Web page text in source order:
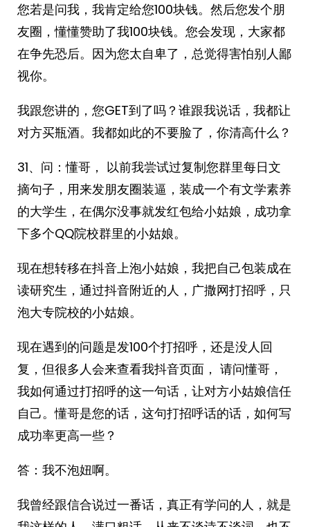
您若是问我，我肯定给您100块钱。然后您发个朋
友圈，懂懂赞助了我100块钱。您会发现，大家都
在争先恐后。因为您太自卑了，总觉得害怕别人鄙
视你。
我跟您讲的，您GET到了吗？谁跟我说话，我都让
对方买瓶酒。我都如此的不要脸了，你清高什么？
31、问：懂哥， 以前我尝试过复制您群里每日文
摘句子，用来发朋友圈装逼，装成一个有文学素养
的大学生，在偶尔没事就发红包给小姑娘，成功拿
下多个QQ院校群里的小姑娘。
现在想转移在抖音上泡小姑娘，我把自己包装成在
读研究生，通过抖音附近的人，广撒网打招呼，只
泡大专院校的小姑娘。
现在遇到的问题是发100个打招呼，还是没人回
复，但很多人会来查看我抖音页面， 请问懂哥，
我如何通过打招呼的这一句话，让对方小姑娘信任
自己。懂哥是您的话，这句打招呼话的话，如何写
成功率更高一些？
答：我不泡妞啊。
我曾经跟信合说过一番话，真正有学问的人，就是